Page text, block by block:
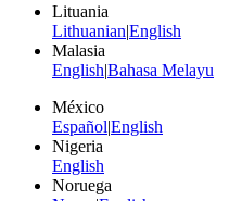
Lituania
Lithuanian|English
Malasia
English|Bahasa Melayu
México
Español|English
Nigeria
English
Noruega